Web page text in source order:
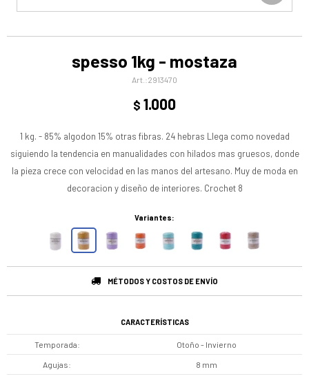
spesso 1kg - mostaza
2913470
$ 1.000
1 kg. - 85% algodon 15% otras fibras. 24 hebras Llega como novedad
siguiendo la tendencia en manualidades con hilados mas gruesos, donde
la pieza crece con velocidad en las manos del artesano. Muy de moda en
decoracion y diseño de interiores. Crochet 8
Variantes:
MÉTODOS Y COSTOS DE ENVÍO
CARACTERÍSTICAS
Temporada Otoño - Invierno
Agujas 8 mm